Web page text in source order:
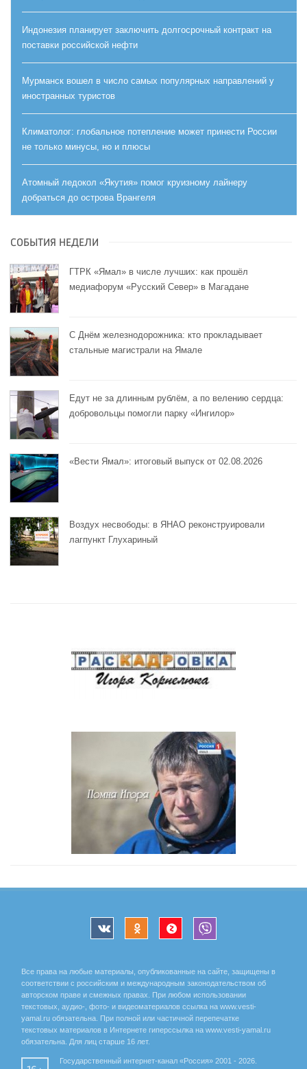
Индонезия планирует заключить долгосрочный контракт на
поставки российской нефти
Мурманск вошел в число самых популярных направлений у
иностранных туристов
Климатолог: глобальное потепление может принести России
не только минусы, но и плюсы
Атомный ледокол «Якутия» помог круизному лайнеру
добраться до острова Врангеля
СОБЫТИЯ НЕДЕЛИ
ГТРК «Ямал» в числе лучших: как прошёл
медиафорум «Русский Север» в Магадане
С Днём железнодорожника: кто прокладывает
стальные магистрали на Ямале
Едут не за длинным рублём, а по велению сердца:
добровольцы помогли парку «Ингилор»
«Вести Ямал»: итоговый выпуск от 02.08.2026
Воздух несвободы: в ЯНАО реконструировали
лагпункт Глухариный
Все права на любые материалы, опубликованные на сайте, защищены в
соответствии с российским и международным законодательством об
авторском праве и смежных правах. При любом использовании
текстовых, аудио-, фото- и видеоматериалов ссылка на www.vesti-
yamal.ru обязательна. При полной или частичной перепечатке
текстовых материалов в Интернете гиперссылка на www.vesti-yamal.ru
обязательна. Для лиц старше 16 лет.
Государственный интернет-канал «Россия» 2001 - 2026.